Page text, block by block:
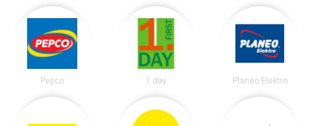
Pepco 1.day Planeo Elektro